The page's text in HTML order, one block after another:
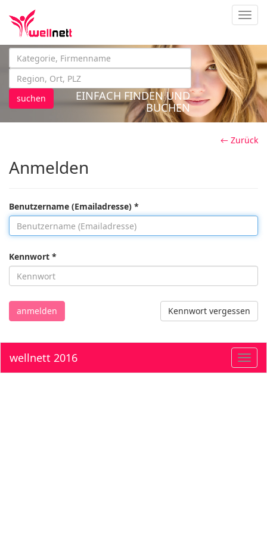
suchen
EINFACH FINDEN UND
BUCHEN
← Zurück
Anmelden
Benutzername (Emailadresse) *
Kennwort *
anmelden Kennwort vergessen
wellnett 2016